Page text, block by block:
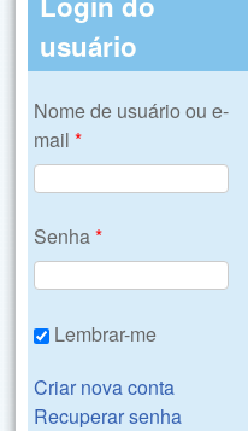
usuário
Nome de usuário ou e-
mail*
Senha*
Lembrar-me
Criar nova conta
Recuperar senha